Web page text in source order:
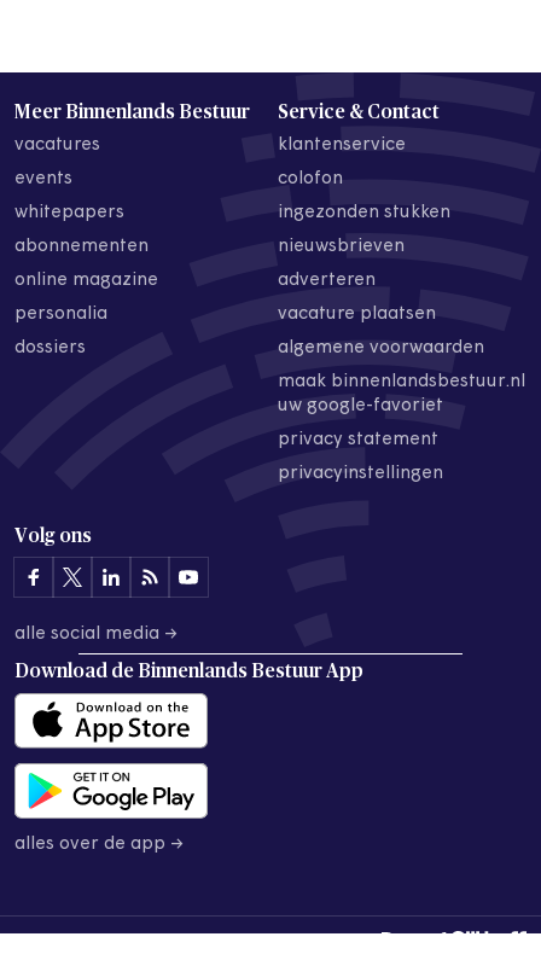
Meer Binnenlands Bestuur
vacatures
events
whitepapers
abonnementen
online magazine
personalia
dossiers
Service & Contact
klantenservice
colofon
ingezonden stukken
nieuwsbrieven
adverteren
vacature plaatsen
algemene voorwaarden
maak binnenlandsbestuur.nl
uw google-favoriet
privacy statement
privacyinstellingen
Volg ons
alle social media →
Download de Binnenlands Bestuur App
alles over de app →